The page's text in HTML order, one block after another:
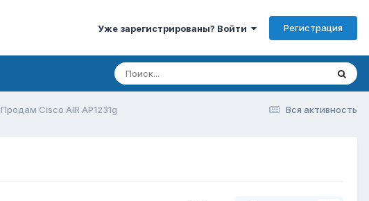
Уже зарегистрированы? Войти Регистрация
Вся активность
Продам Cisco AIR AP1231g